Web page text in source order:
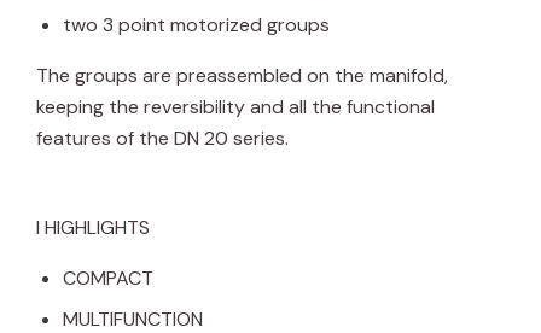
two 3 point motorized groups
The groups are preassembled on the manifold,
keeping the reversibility and all the functional
features of the DN 20 series.
I HIGHLIGHTS
COMPACT
MULTIFUNCTION